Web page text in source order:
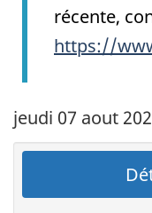
récente,
https://
jeudi 07 aout